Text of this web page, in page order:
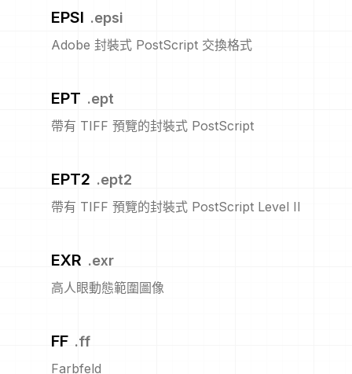
EPSI .epsi
Adobe 封裝式 PostScript 交換格式
EPT .ept
帶有 TIFF 預覽的封裝式 PostScript
EPT2 .ept2
帶有 TIFF 預覽的封裝式 PostScript Level II
EXR .exr
高人眼動態範圍圖像
FF .ff
Farbfeld